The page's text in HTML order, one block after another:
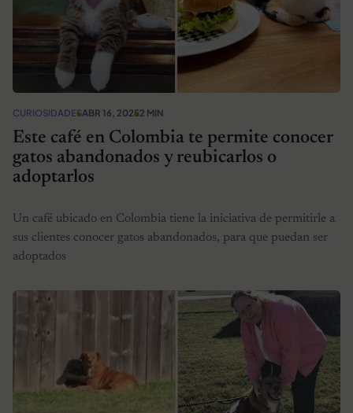
CURIOSIDADESABR 16, 20252 MIN
Este café en Colombia te permite conocer
gatos abandonados y reubicarlos o
adoptarlos
Un café ubicado en Colombia tiene la iniciativa de permitirle a
sus clientes conocer gatos abandonados, para que puedan ser
adoptados